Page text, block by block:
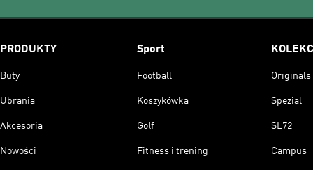
PRODUKTY
Buty
Ubrania
Akcesoria
Nowości
Sport
Football
Koszykówka
Golf
Fitness i trening
Originals
Spezial
SL72
Campus